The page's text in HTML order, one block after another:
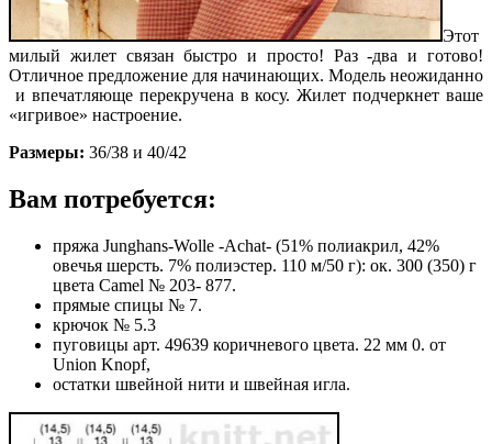
Этот
милый жилет связан быстро и просто! Раз -два и готово!
Отличное предложение для начинающих. Модель неожиданно
и впечатляюще перекручена в косу. Жилет подчеркнет ваше
«игривое» настроение.
Размеры: 36/38 и 40/42
Вам потребуется:
пряжа Junghans-Wolle -Achat- (51% полиакрил, 42%
овечья шерсть. 7% полиэстер. 110 м/50 г): ок. 300 (350) г
цвета Camel № 203- 877.
прямые спицы № 7.
крючок № 5.3
пуговицы арт. 49639 коричневого цвета. 22 мм 0. от
Union Knopf,
остатки швейной нити и швейная игла.